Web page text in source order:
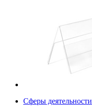
Сферы деятельности